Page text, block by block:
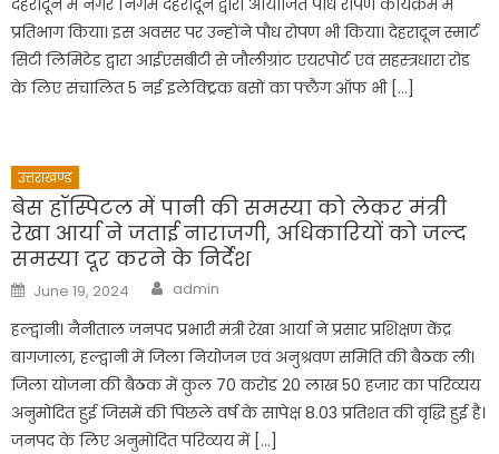
देहरादून में नगर निगम देहरादून द्वारा आयोजित पौध रोपण कार्यक्रम में
प्रतिभाग किया। इस अवसर पर उन्होंने पौध रोपण भी किया। देहरादून स्मार्ट
सिटी लिमिटेड द्वारा आईएसबीटी से जौलीग्रांट एयरपोर्ट एवं सहस्त्रधारा रोड
के लिए संचालित 5 नई इलेक्ट्रिक बसों का फ्लैग ऑफ भी […]
उत्तराखण्ड
बेस हॉस्पिटल में पानी की समस्या को लेकर मंत्री
रेखा आर्या ने जताई नाराजगी, अधिकारियों को जल्द
समस्या दूर करने के निर्देश
Posted
on
June 19, 2024 Author
admin
हल्द्वानी। नैनीताल जनपद प्रभारी मंत्री रेखा आर्या ने प्रसार प्रशिक्षण केंद्र
बागजाला, हल्द्वानी में जिला नियोजन एवं अनुश्रवण समिति की बैठक ली।
जिला योजना की बैठक में कुल 70 करोड 20 लाख 50 हजार का परिव्यय
अनुमोदित हुई जिसमें की पिछले वर्ष के सापेक्ष 8.03 प्रतिशत की वृद्धि हुई है।
जनपद के लिए अनुमोदित परिव्यय में […]